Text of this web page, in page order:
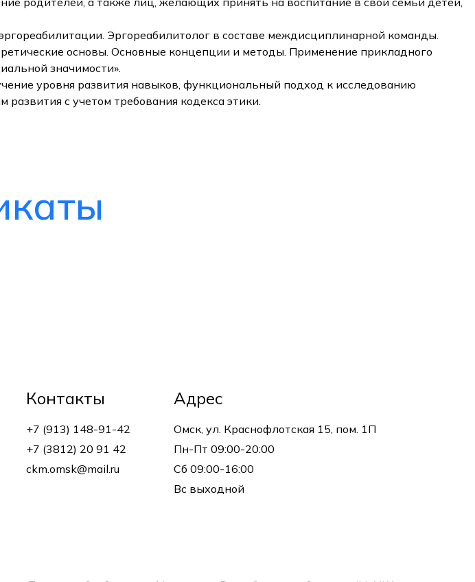
Эргореабилитолог в составе междисциплинарной команды.
основы. Основные концепции и методы. Применение прикладного
значимости».
уровня развития навыков, функциональный подход к исследованию
с учетом требования кодекса этики.
Контакты
+7 (913) 148-91-42
+7 (3812) 20 91 42
ckm.omsk@mail.ru
Адрес
Омск, ул. Краснофлотская 15, пом. 1П
Пн-Пт 09:00-20:00
Сб 09:00-16:00
Вс выходной